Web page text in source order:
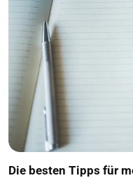
Die besten Tipps für